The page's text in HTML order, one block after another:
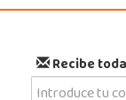
Recibe